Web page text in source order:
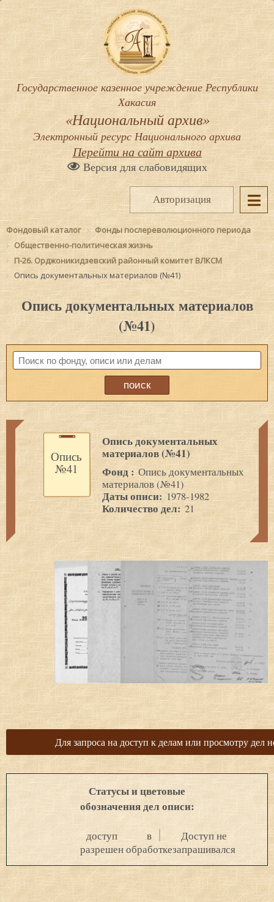
Государственное казенное учреждение Республики
Хакасия
«Национальный архив»
Электронный ресурс Национального архива
Перейти на сайт архива
Версия для слабовидящих
Авторизация
Фондовый каталог
Фонды послереволюционного периода
Общественно-политическая жизнь
П-26. Орджоникидзевский районный комитет ВЛКСМ
Опись документальных материалов (№41)
Опись документальных материалов
(№41)
Опись
№41
Опись документальных
материалов (№41)
Фонд : Опись документальных
материалов (№41)
Даты описи: 1978-1982
Количество дел: 21
Для запроса на доступ к делам или просмотру дел
Статусы и цветовые
обозначения дел описи:
доступ
разрешен
в
обработке
Доступ не
запрашивался